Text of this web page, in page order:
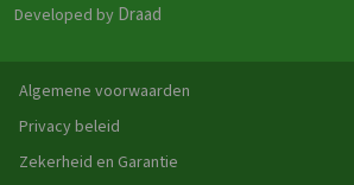
Developed by Draad
Algemene voorwaarden
Privacy beleid
Zekerheid en Garantie